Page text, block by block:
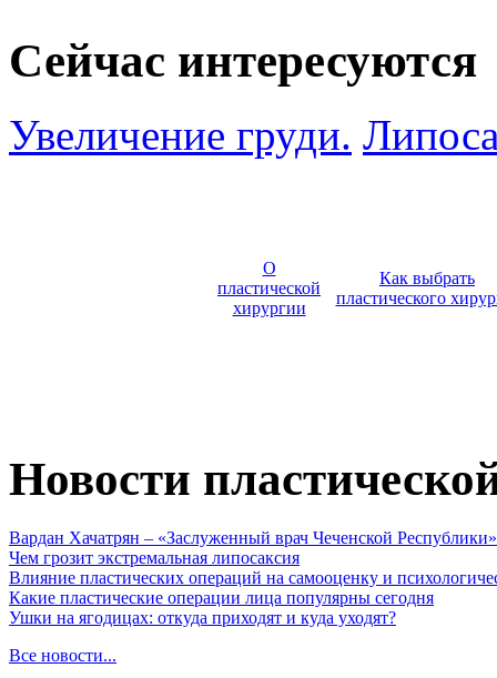
Сейчас интересуются
Увеличение груди.
О
пластической
хирургии
Как выбрать
пластического
Новости
Вардан Хачатрян – «Заслуженный врач Чеченской Республики»
Чем грозит экстремальная липосаксия
Влияние пластических операций на самооценку и
Какие пластические операции лица популярны сегодня
Ушки на ягодицах: откуда приходят и куда уходят?
Все новости...